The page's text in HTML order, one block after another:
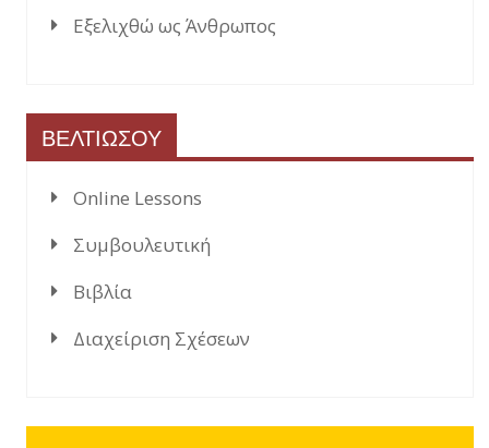
Εξελιχθώ ως Άνθρωπος
ΒΕΛΤΙΩΣΟΥ
Online Lessons
Συμβουλευτική
Βιβλία
Διαχείριση Σχέσεων